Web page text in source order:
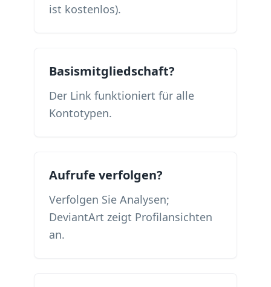
ist kostenlos).
Basismitgliedschaft?
Der Link funktioniert für alle
Kontotypen.
Aufrufe verfolgen?
Verfolgen Sie Analysen;
DeviantArt zeigt Profilansichten
an.